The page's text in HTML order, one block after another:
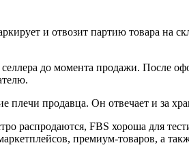
и отвозит партию товара на
до момента продажи. После
плечи продавца. Он отвечает и за
распродаются, FBS хороша для
премиум-товаров, а